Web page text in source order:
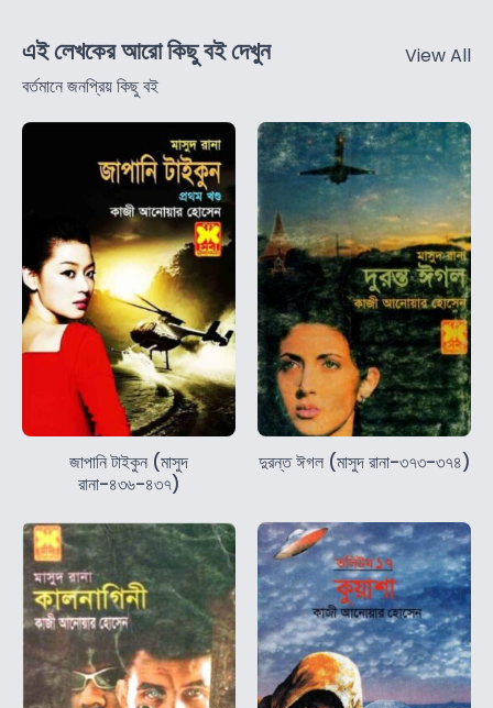
এই লেখকের আরো কিছু বই দেখুন
বর্তমানে জনপ্রিয় কিছু বই
View All
জাপানি টাইকুন (মাসুদ
রানা-৪৩৬-৪৩৭)
দুরন্ত ঈগল (মাসুদ রানা-৩৭৩-৩৭৪)